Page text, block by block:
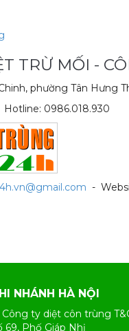
TRỪ MỐI -
phường Tân Hưng
0986.018.930
-
NHÁNH HÀ NỘI
Công ty diệt côn trùng
69, Phố Giáp Nhị